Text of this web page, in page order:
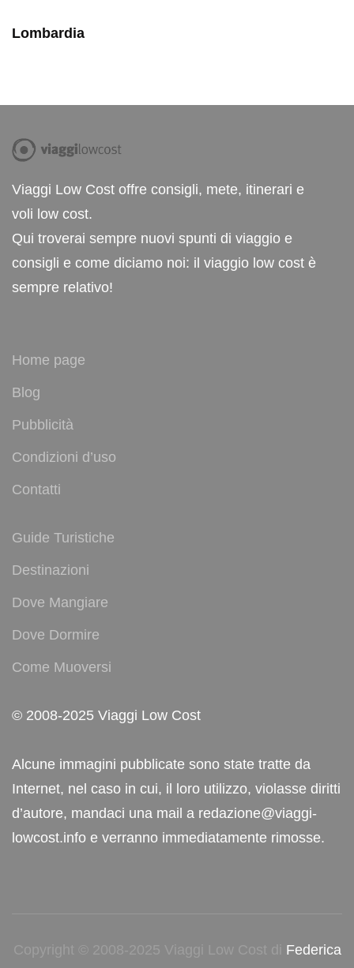
Lombardia
Viaggi Low Cost offre consigli, mete, itinerari e
voli low cost.
Qui troverai sempre nuovi spunti di viaggio e
consigli e come diciamo noi: il viaggio low cost è
sempre relativo!
Home page
Blog
Pubblicità
Condizioni d’uso
Contatti
Guide Turistiche
Destinazioni
Dove Mangiare
Dove Dormire
Come Muoversi
© 2008-2025 Viaggi Low Cost
Alcune immagini pubblicate sono state tratte da
Internet, nel caso in cui, il loro utilizzo, violasse diritti
d’autore, mandaci una mail a redazione@viaggi-
lowcost.info e verranno immediatamente rimosse.
Copyright © 2008-2025 Viaggi Low Cost di Federica